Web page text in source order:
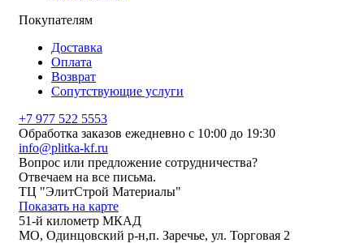
Покупателям
Доставка
Оплата
Возврат
Сопутствующие услуги
+7 977 522 5553
Обработка заказов ежедневно с 10:00 до 19:30
info@plitka-kf.ru
Вопрос или предложение сотрудничества?
Отвечаем на все письма.
ТЦ "ЭлитСтрой Материалы"
Показать на карте
51-й километр МКАД
МО, Одинцовский р-н,п. Заречье, ул. Торговая 2